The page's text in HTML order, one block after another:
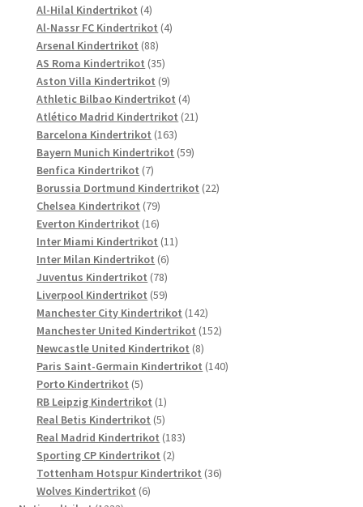
Produkte
Al-Hilal Kindertrikot 44
Produkte
Al-Nassr FC Kindertrikot 44
Arsenal Kindertrikot 8888
Produkte
AS Roma Kindertrikot 3535
Produkte
Aston Villa Kindertrikot 99
Produkte
Athletic Bilbao Kindertrikot 44
Produkte
Atlético Madrid Kindertrikot 2121
Barcelona Kindertrikot 163163
Produkte
Bayern Munich Kindertrikot 5959
Benfica Kindertrikot 77
Produkte
Borussia Dortmund Kindertrikot 2222
Chelsea Kindertrikot 7979
Produkte
Everton Kindertrikot 1616
Produkte
Inter Miami Kindertrikot 1111
Inter Milan Kindertrikot 66
Produkte
Juventus Kindertrikot 7878
Produkte
Liverpool Kindertrikot 5959
Produkte
Manchester City Kindertrikot 142142
Produkte
Manchester United Kindertrikot 152152
Newcastle United Kindertrikot 88
Produkte
Paris Saint-Germain Kindertrikot 140140
Porto Kindertrikot 55
Produkte
RB Leipzig Kindertrikot 11
Produkt
Real Betis Kindertrikot 55
Produkte
Real Madrid Kindertrikot 183183
Sporting CP Kindertrikot 22
Produkte
Tottenham Hotspur Kindertrikot 3636
Wolves Kindertrikot 66